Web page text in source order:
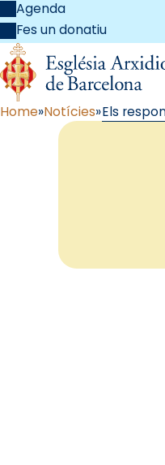
Agenda
Fes un donatiu
Home Notícies Els